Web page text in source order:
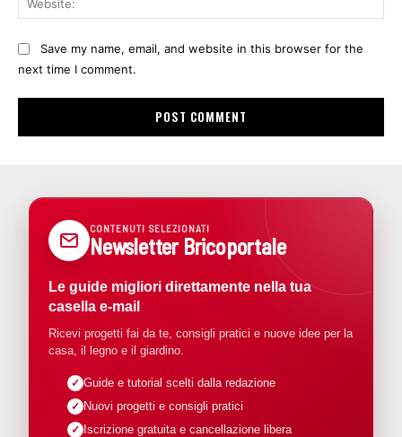
Save my name, email, and website in this browser for the
next time I comment.
CONTENUTI SELEZIONATI
Newsletter Bricoportale
Le guide migliori direttamente nella tua
casella e-mail
Ricevi progetti fai da te, consigli pratici e nuove idee per la
casa, il legno e il giardino.
Guide e tutorial scelti dalla redazione
Nuovi progetti e consigli pratici
Iscrizione gratuita e cancellazione libera